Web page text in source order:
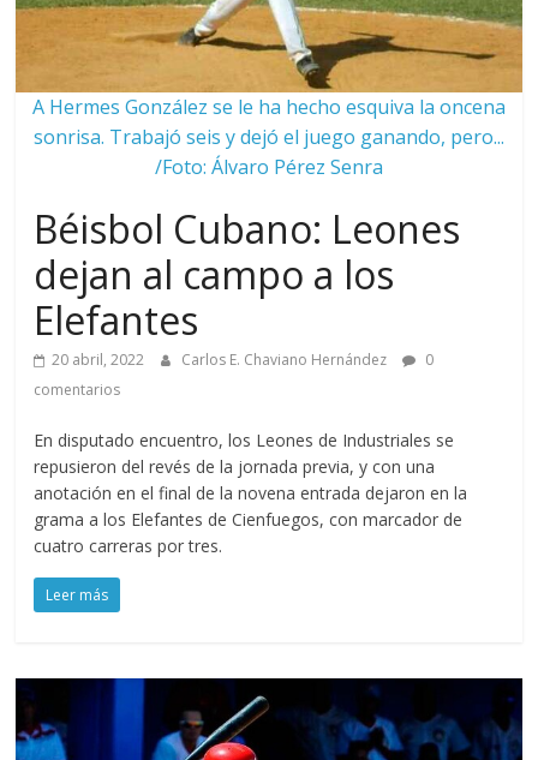
A Hermes González se le ha hecho esquiva la oncena
sonrisa. Trabajó seis y dejó el juego ganando, pero...
/Foto: Álvaro Pérez Senra
Béisbol Cubano: Leones
dejan al campo a los
Elefantes
20 abril, 2022 Carlos E. Chaviano Hernández
0
comentarios
En disputado encuentro, los Leones de Industriales se
repusieron del revés de la jornada previa, y con una
anotación en el final de la novena entrada dejaron en la
grama a los Elefantes de Cienfuegos, con marcador de
cuatro carreras por tres.
Leer más